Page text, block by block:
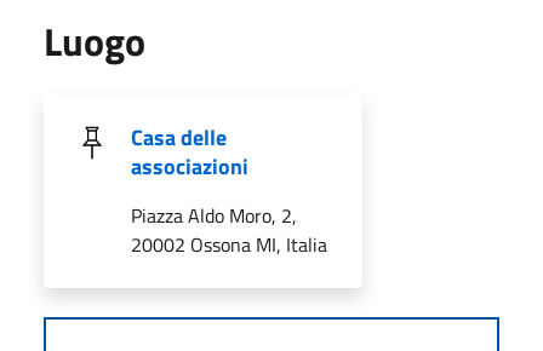
Luogo
Casa delle
associazioni
Piazza Aldo Moro, 2,
20002 Ossona MI, Italia